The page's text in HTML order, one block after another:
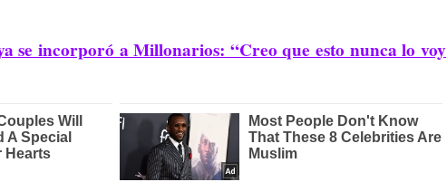
se incorporó a Millonarios: “Creo que esto nunca lo voy